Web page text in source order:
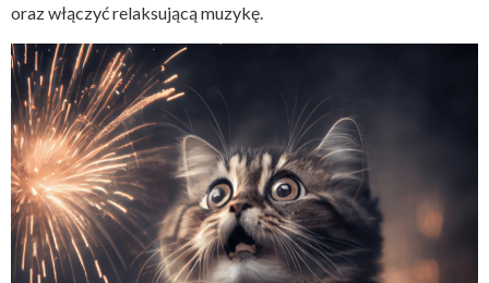
oraz włączyć relaksującą muzykę.